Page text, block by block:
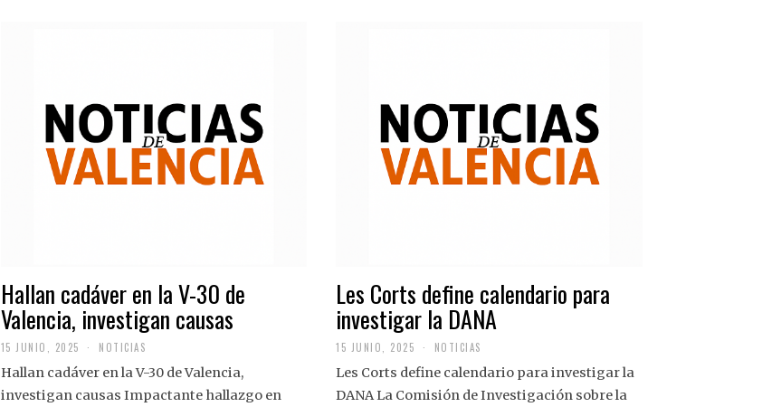
Hallan cadáver en la V-30 de
Valencia, investigan causas
15 JUNIO, 2025 NOTICIAS
Hallan cadáver en la V-30 de Valencia,
investigan causas Impactante hallazgo en
Les Corts define calendario para
investigar la DANA
15 JUNIO, 2025 NOTICIAS
Les Corts define calendario para investigar la
DANA La Comisión de Investigación sobre la